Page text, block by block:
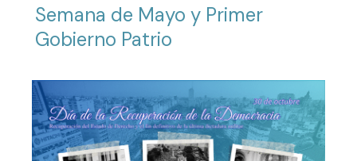
Semana de Mayo y Primer
Gobierno Patrio